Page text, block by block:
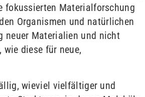
fokussierten Materialforschung
Organismen und natürlichen
neuer Materialien und nicht
diese für neue,
wieviel vielfältiger und